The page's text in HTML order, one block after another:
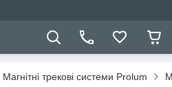
Магнітні трекові системи Prolum